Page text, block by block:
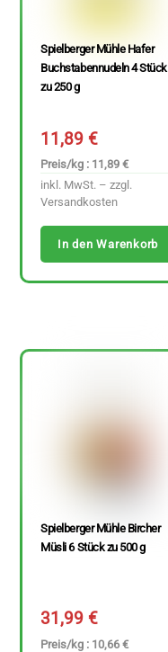
Spielberger Mühle Hafer
Buchstabennudeln 4 Stück
zu 250 g
11,89€
Preis/kg : 11,89 €
inkl. MwSt. – zzgl.
Versandkosten
In den Warenkorb
Spielberger Mühle Bircher
Müsli 6 Stück zu 500 g
31,99€
Preis/kg : 10,66 €